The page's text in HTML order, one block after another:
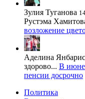
Зулия Туганова
Рустэма
возложение
Аделина
здорово... В июне
пенсии досрочно
Политика